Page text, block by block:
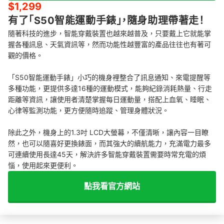
$1,299
有了「S50智能運動手錶」，隨身助理帶著走！
隨著科技的進步，智能穿戴裝置也越來越普及，只要戴上它就能掌
握各種訊息、天氣資訊等，然而功能性越豐富的產品往往也有著可
觀的價格。
「S50智能運動手錶」小巧的機身裡整合了訊息通知、來電提醒等
多種功能，更提供多達16種的運動模式，能夠紀錄消耗熱量、行走
距離等資訊，讓使用者清楚掌握每日運動量，搭配上血氧、睡眠、
心律等監測功能，更方便隨時追蹤、管理身體狀況。
除此之外，機身上的1.3吋 LCD大螢幕，不僅清晰，讓內容一目瞭
然，也可以隨喜好更換錶面，而其強大的續航能力，充滿電力最多
可連續使用長達45天，解決許多智能穿戴裝置需要時常充電的煩
惱，使用起來更便利。
點我看官方網站